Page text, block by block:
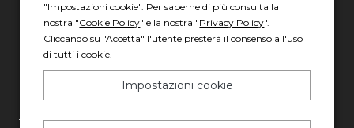
REA: 1417011 RM
C.F. e P.IVA: 13007321006
PEC: italiavenditauto@legalmail.it
Capitale sociale: 2.300.000,00 I.V.
"Impostazioni cookie". Per saperne di più consulta la
nostra "Cookie Policy" e la nostra "Privacy Policy".
Cliccando su "Accetta" l'utente presterà il consenso all'uso
di tutti i cookie.
Impostazioni cookie